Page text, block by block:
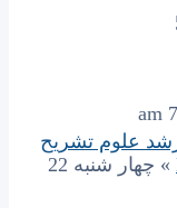
علوم تشریح
» چهار شنبه 22